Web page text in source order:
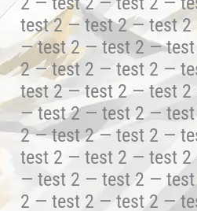
test 2 — test 2 — test
— test 2 — test 2 —
2 — test 2 — test 2 —
test 2 — test 2 — test
— test 2 — test 2 —
2 — test 2 — test 2 —
test 2 — test 2 — test
— test 2 — test 2 —
2 — test 2 — test 2 —